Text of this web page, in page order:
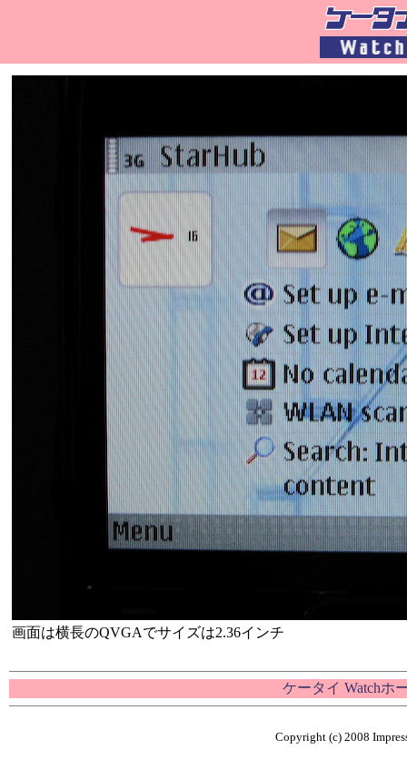
画面は横長のQVGAでサイズは2.36インチ
ケータイ Watchホ
Copyright (c) 2008